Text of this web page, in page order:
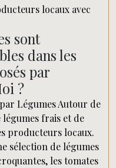
locaux avec
sont
dans les
par
?
Légumes Autour de
frais et de
producteurs locaux.
sélection de légumes
les tomates